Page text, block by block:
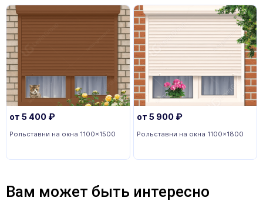
от 5 400 ₽
Рольставни на окна 1100x1500
от 5 900 ₽
Рольставни на окна 1100x1800
Вам может быть интересно